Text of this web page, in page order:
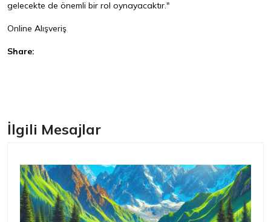
gelecekte de önemli bir rol oynayacaktır."
Online Alışveriş
Share:
İlgili Mesajlar